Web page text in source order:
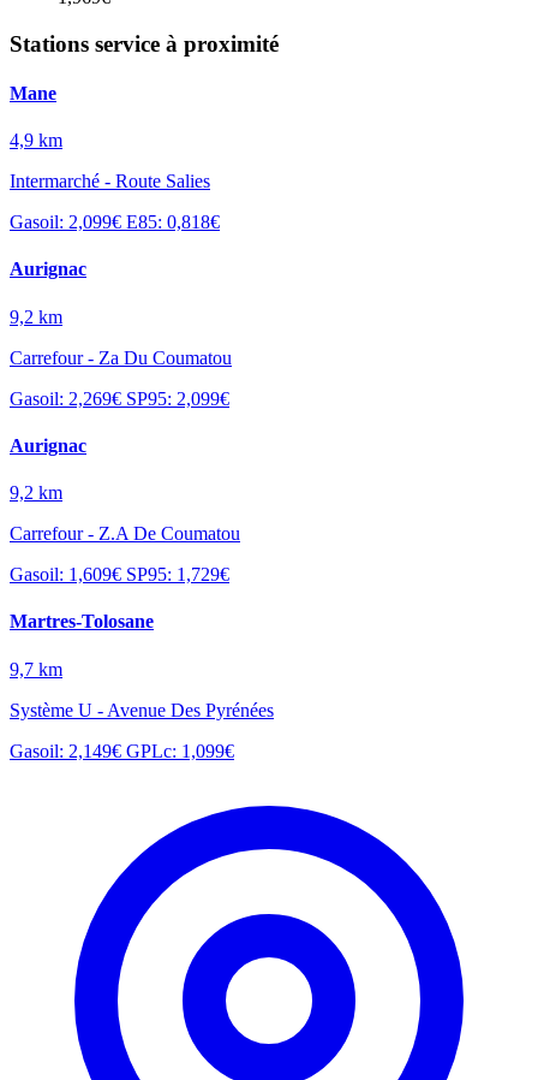
Stations service à proximité
Mane
4,9 km
Intermarché - Route Salies
Gasoil: 2,099€ E85: 0,818€
Aurignac
9,2 km
Carrefour - Za Du Coumatou
Gasoil: 2,269€ SP95: 2,099€
Aurignac
9,2 km
Carrefour - Z.A De Coumatou
Gasoil: 1,609€ SP95: 1,729€
Martres-Tolosane
9,7 km
Système U - Avenue Des Pyrénées
Gasoil: 2,149€ GPLc: 1,099€